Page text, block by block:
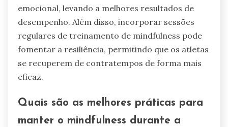
emocional, levando a melhores resultados de
desempenho. Além disso, incorporar sessões
regulares de treinamento de mindfulness pode
fomentar a resiliência, permitindo que os atletas
se recuperem de contratempos de forma mais
eficaz.
Quais são as melhores práticas para
manter o mindfulness durante a